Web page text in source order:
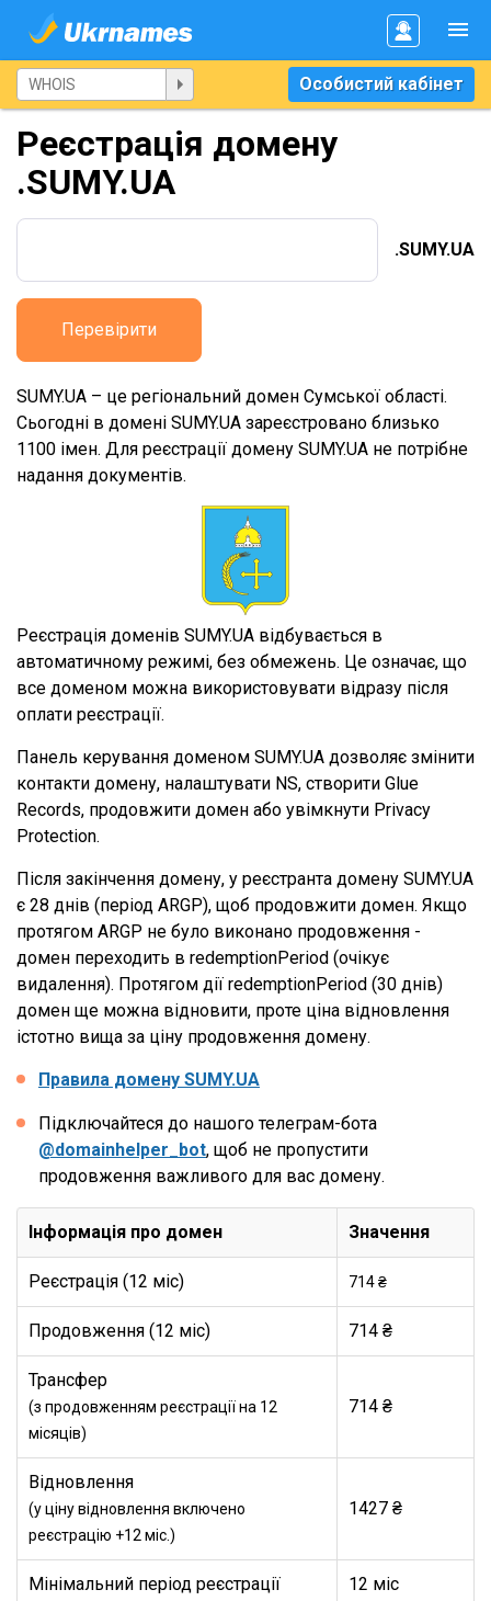
Особистий кабінет
Реєстрація домену
.SUMY.UA
.SUMY.UA
Перевірити
SUMY.UA – це регіональний домен Сумської області.
Сьогодні в домені SUMY.UA зареєстровано близько
1100 імен. Для реєстрації домену SUMY.UA не потрібне
надання документів.
Реєстрація доменів SUMY.UA відбувається в
автоматичному режимі, без обмежень. Це означає, що
все доменом можна використовувати відразу після
оплати реєстрації.
Панель керування доменом SUMY.UA дозволяє змінити
контакти домену, налаштувати NS, створити Glue
Records, продовжити домен або увімкнути Privacy
Protection.
Після закінчення домену, у реєстранта домену SUMY.UA
є 28 днів (період ARGP), щоб продовжити домен. Якщо
протягом ARGP не було виконано продовження -
домен переходить в redemptionPeriod (очікує
видалення). Протягом дії redemptionPeriod (30 днів)
домен ще можна відновити, проте ціна відновлення
істотно вища за ціну продовження домену.
Правила домену SUMY.UA
Підключайтеся до нашого телеграм-бота
@domainhelper_bot, щоб не пропустити
продовження важливого для вас домену.
Інформація про домен Значення
Реєстрація (12 міс) 714 ₴
Продовження (12 міс) 714 ₴
Трансфер
(з продовженням реєстрації на 12
місяців)
714 ₴
Відновлення
(у ціну відновлення включено
реєстрацію +12 міс.)
1427 ₴
Мінімальний період реєстрації 12 міс